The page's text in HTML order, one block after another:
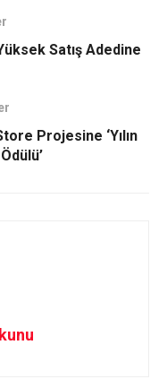
Satış Adedine
Projesine ‘Yılın